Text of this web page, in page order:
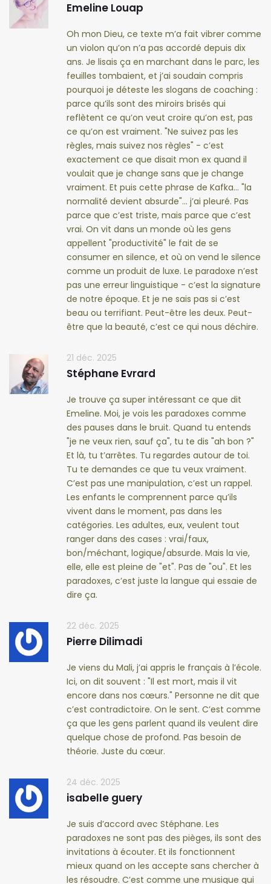
Emeline Louap
Oh mon Dieu, ce texte m’a fait vibrer comme
un violon qu’on n’a pas accordé depuis dix
ans. Je lisais ça en marchant dans le parc, les
feuilles tombaient, et j’ai soudain compris
pourquoi je déteste les slogans de coaching :
parce qu’ils sont des miroirs brisés qui
reflètent ce qu’on veut croire qu’on est, pas
ce qu’on est vraiment. "Ne suivez pas les
règles, mais suivez nos règles" - c’est
exactement ce que disait mon ex quand il
voulait que je change sans que je change
vraiment. Et puis cette phrase de Kafka… "la
normalité devient absurde"… j’ai pleuré. Pas
parce que c’est triste, mais parce que c’est
vrai. On vit dans un monde où les gens
appellent "productivité" le fait de se
consumer en silence, et où on vend le silence
comme un produit de luxe. Le paradoxe n’est
pas une erreur linguistique - c’est la signature
de notre époque. Et je ne sais pas si c’est
beau ou terrifiant. Peut-être les deux. Peut-
être que la beauté, c’est ce qui nous déchire.
21 déc. 2025
Stéphane Evrard
Je trouve ça super intéressant ce que dit
Emeline. Moi, je vois les paradoxes comme
des pauses dans le bruit. Quand tu entends
"je ne veux rien, sauf ça", tu te dis "ah bon ?"
Et là, tu t’arrêtes. Tu regardes autour de toi.
Tu te demandes ce que tu veux vraiment.
C’est pas une manipulation, c’est un rappel.
Les enfants le comprennent parce qu’ils
vivent dans le moment, pas dans les
catégories. Les adultes, eux, veulent tout
ranger dans des cases : vrai/faux,
bon/méchant, logique/absurde. Mais la vie,
elle, elle est pleine de "et". Pas de "ou". Et les
paradoxes, c’est juste la langue qui essaie de
dire ça.
22 déc. 2025
Pierre Dilimadi
Je viens du Mali, j’ai appris le français à l’école.
Ici, on dit souvent : "Il est mort, mais il vit
encore dans nos cœurs." Personne ne dit que
c’est contradictoire. On le sent. C’est comme
ça que les gens parlent quand ils veulent dire
quelque chose de profond. Pas besoin de
théorie. Juste du cœur.
24 déc. 2025
isabelle guery
Je suis d’accord avec Stéphane. Les
paradoxes ne sont pas des pièges, ils sont des
invitations à écouter. Et ils fonctionnent
mieux quand on les accepte sans chercher à
les résoudre. C’est comme une musique qui